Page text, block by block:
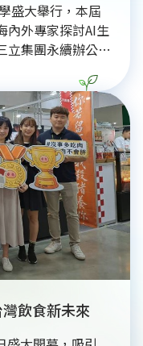
盛大舉行，本屆
內外專家探討AI生
立集團永續辦公室
轉型與產學合作，
立將持續深化與學
攜手各界共創台灣
飲食新未來